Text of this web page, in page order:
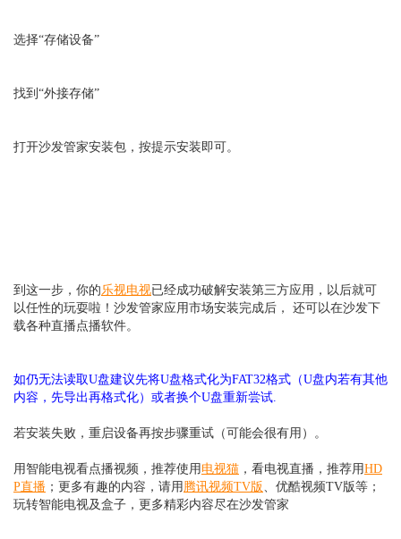
选择“存储设备”
找到“外接存储”
打开沙发管家安装包，按提示安装即可。
到这一步，你的乐视电视已经成功破解安装第三方应用，以后就可
以任性的玩耍啦！沙发管家应用市场安装完成后， 还可以在沙发下
载各种直播点播软件。
如仍无法读取U盘建议先将U盘格式化为FAT32格式（U盘内若有其他
内容，先导出再格式化）或者换个U盘重新尝试.
若安装失败，重启设备再按步骤重试（可能会很有用）。
用智能电视看点播视频，推荐使用 电视猫 ，看电视直播，推荐用HD
P直播 ；更多有趣的内容，请用 腾讯视频TV版 、优酷视频TV版等；
玩转智能电视及盒子，更多精彩内容尽在沙发管家